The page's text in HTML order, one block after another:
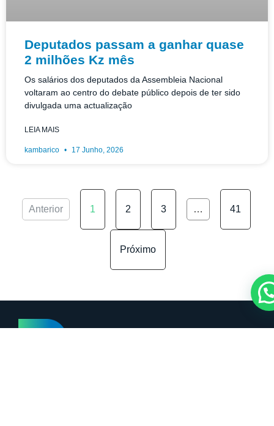
Deputados passam a ganhar quase
2 milhões Kz mês
Os salários dos deputados da Assembleia Nacional
voltaram ao centro do debate público depois de ter sido
divulgada uma actualização
LEIA MAIS
kambarico 17 Junho, 2026
Anterior 1 2 3 … 41
Próximo